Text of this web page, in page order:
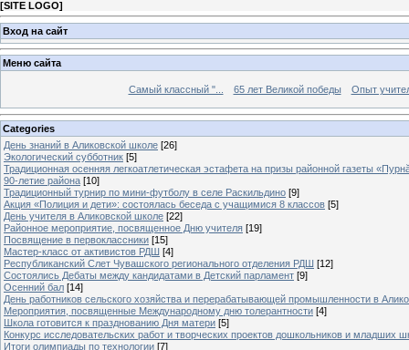
[SITE LOGO]
Вход на сайт
Меню сайта
Самый классный "... 65 лет Великой победы Опыт
Categories
День знаний в Аликовской школе [26]
Экологический субботник [5]
Традиционная осенняя легкоатлетическая эстафета на призы районной газеты
90-летие района [10]
Традиционный турнир по мини-футболу в селе Раскильдино [9]
Акция «Полиция и дети»: состоялась беседа с учащимися 8 классов [5]
День учителя в Аликовской школе [22]
Районное мероприятие, посвященное Дню учителя [19]
Посвящение в первоклассники [15]
Мастер-класс от активистов РДШ [4]
Республиканский Слет Чувашского регионального отделения РДШ [12]
Состоялись Дебаты между кандидатами в Детский парламент [9]
Осенний бал [14]
День работников сельского хозяйства и перерабатывающей промышленности в
Мероприятия, посвященные Международному дню толерантности [4]
Школа готовится к празднованию Дня матери [5]
Конкурс исследовательских работ и творческих проектов дошкольников и младших
Итоги олимпиады по технологии [7]